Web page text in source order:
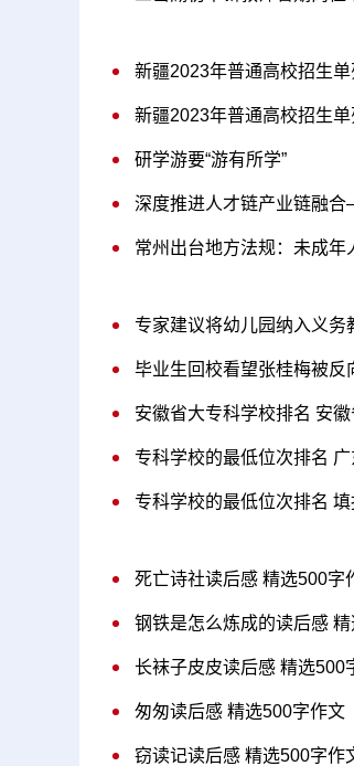
新疆2023年普通高校招生
新疆2023年普通高校招生
研学游要“游有所学”
深度推进人才链产业链融
常州出台地方法规：未成
专家建议将幼儿园纳入义
毕业生回校看望张桂梅被反
安徽省大专科学校排名 安
专科学校的最低位次排名
专科学校的最低位次排名
死亡诗社读后感 精选500字
钢铁是怎么炼成的读后感
长袜子皮皮读后感 精选500
匆匆读后感 精选500字作文
窃读记读后感 精选500字作